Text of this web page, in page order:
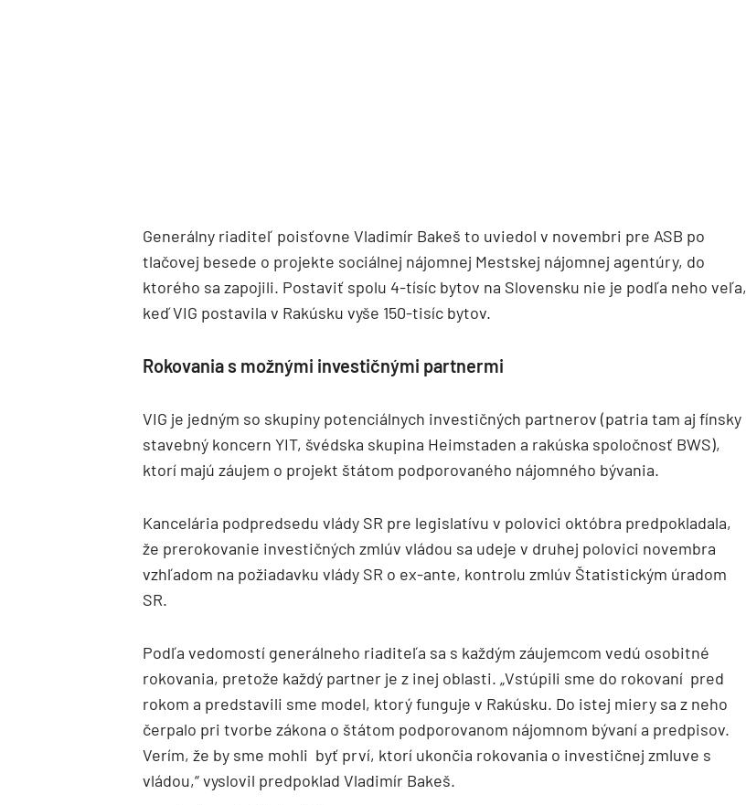
Generálny riaditeľ poisťovne Vladimír Bakeš to uviedol v novembri pre ASB po
tlačovej besede o projekte sociálnej nájomnej Mestskej nájomnej agentúry, do
ktorého sa zapojili. Postaviť spolu 4-tísíc bytov na Slovensku nie je podľa neho veľa,
keď VIG postavila v Rakúsku vyše 150-tisíc bytov.
Rokovania s možnými investičnými partnermi
VIG je jedným so skupiny potenciálnych investičných partnerov (patria tam aj fínsky
stavebný koncern YIT, švédska skupina Heimstaden a rakúska spoločnosť BWS),
ktorí majú záujem o projekt štátom podporovaného nájomného bývania.
Kancelária podpredsedu vlády SR pre legislatívu v polovici októbra predpokladala,
že prerokovanie investičných zmlúv vládou sa udeje v druhej polovici novembra
vzhľadom na požiadavku vlády SR o ex-ante, kontrolu zmlúv Štatistickým úradom
SR.
Podľa vedomostí generálneho riaditeľa sa s každým záujemcom vedú osobitné
rokovania, pretože každý partner je z inej oblasti. „Vstúpili sme do rokovaní pred
rokom a predstavili sme model, ktorý funguje v Rakúsku. Do istej miery sa z neho
čerpalo pri tvorbe zákona o štátom podporovanom nájomnom bývaní a predpisov.
Verím, že by sme mohli byť prví, ktorí ukončia rokovania o investičnej zmluve s
vládou,“ vyslovil predpoklad Vladimír Bakeš.